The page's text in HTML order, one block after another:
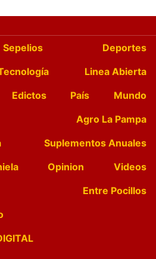
Sepelios
Deportes
Linea Abierta
Edictos País
Mundo
Agro La Pampa
Suplementos Anuales
Opinion
Videos
Entre Pocillos